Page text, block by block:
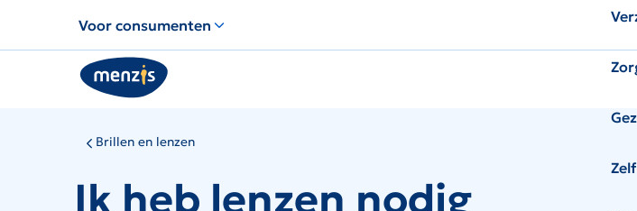
voor
snelle
navigatie
Voor consumenten
Brillen en lenzen
Ik heb lenzen nodig